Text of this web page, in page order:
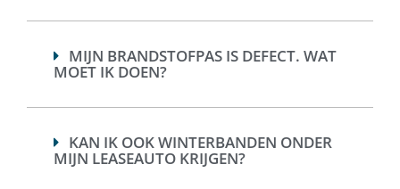
MIJN BRANDSTOFPAS IS DEFECT. WAT
MOET IK DOEN?
KAN IK OOK WINTERBANDEN ONDER
MIJN LEASEAUTO KRIJGEN?